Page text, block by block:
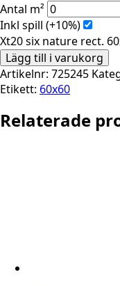
Antal m²
Inkl spill (+10%)
Xt20 six nature rect.
Lägg till i varukorg
Artikelnr: 725245
Etikett: 60x60
Relaterade